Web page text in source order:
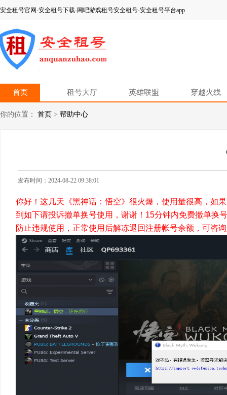
安全租号官网-安全租号下载-网吧游戏租号安全租号-安全租号平台app
首页 租号大厅 英雄联盟 穿越火线
你的位置： 首页 > 帮助中心
发布时间：2024-08-22 09:38:01
你好！这几天《黑神话：悟空》很火爆，使用量很高，如
到如下请投诉撤单换号使用，谢谢！ 15分钟内免费撤单换
防止违规使用，正常使用后解冻退回注册帐号余额，可咨